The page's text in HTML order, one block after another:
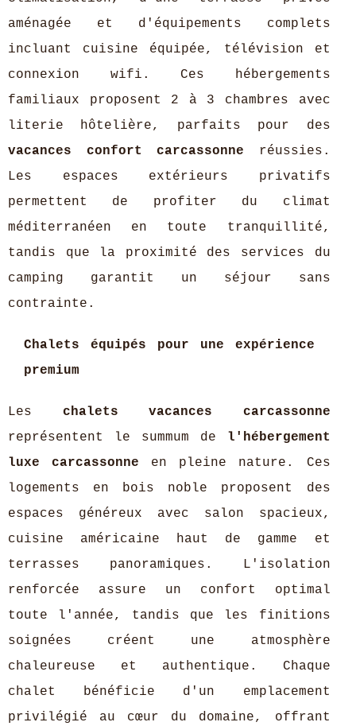
aménagée et d'équipements complets
incluant cuisine équipée, télévision et
connexion wifi. Ces hébergements
familiaux proposent 2 à 3 chambres avec
literie hôtelière, parfaits pour des
vacances confort carcassonne réussies.
Les espaces extérieurs privatifs
permettent de profiter du climat
méditerranéen en toute tranquillité,
tandis que la proximité des services du
camping garantit un séjour sans
contrainte.
Chalets équipés pour une expérience
premium
Les chalets vacances carcassonne
représentent le summum de
l'hébergement
luxe carcassonne en pleine nature. Ces
logements en bois noble proposent des
espaces généreux avec salon spacieux,
cuisine américaine haut de gamme et
terrasses panoramiques. L'isolation
renforcée assure un confort optimal
toute l'année, tandis que les finitions
soignées créent une atmosphère
chaleureuse et authentique. Chaque
chalet bénéficie d'un emplacement
privilégié au cœur du domaine, offrant